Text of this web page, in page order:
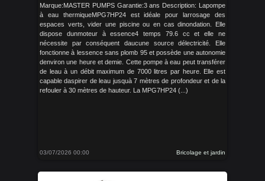
Marque:MASTER PUMPS Garantie:3 ans Description: Lapompe
à eau thermiqueMPG7HP24 est idéale pour larrosage des
espaces verts, vider une piscine ou en cas dinondation. Elle
dispose dunmoteur à essence4 temps 79.6 cc et elle ne
nécessite par conséquent daucune source délectricité. Elle
fonctionne à lessence sans plomb 95 et possède une autonomie
denviron une heure et demie. Cette pompe à eau peut transférer
de leau à un débit maximum de 7000 litres par heure. Elle est
capable daspirer de leau jusquà 7 mètres de profondeur et de la
refouler à 30 mètres de hauteur. La MPG7HP24 (...)
03/07/2026 00:00 Bricolage et jardin